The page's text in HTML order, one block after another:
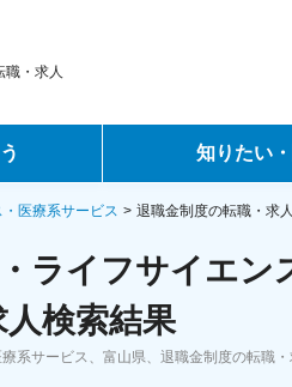
職・求人
知りたい
転職ノウハウ
データで見る転職
コラム・インタビュー
医療系サービス 退職金制度の転職・求
ライフサイエ
検索結果
系サービス、富山県、退職金制度の転職